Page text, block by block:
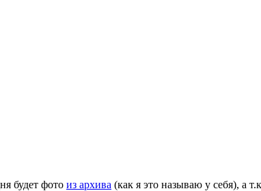
будет фото из архива (как я это называю у себя), а